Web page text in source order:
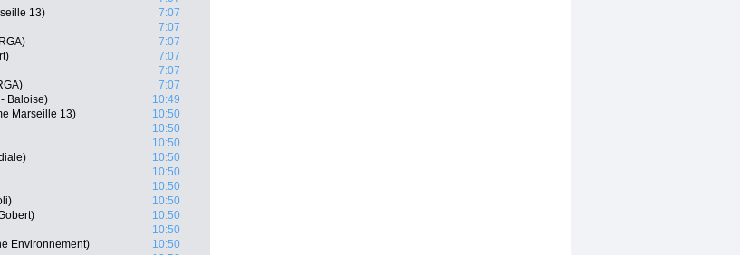
13)
7:07
7:07
7:07
7:07
7:07
7:07
Baloise)
10:49
Marseille 13)
10:50
10:50
10:50
10:50
10:50
10:50
10:50
10:50
10:50
Environnement)
10:50